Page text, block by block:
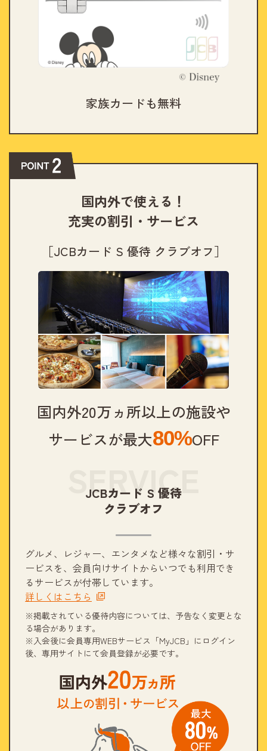
家族カードも無料
国内外で使える！
充実の割引・サービス
［JCBカード S 優待 クラブオフ］
国内外20万ヵ所以上の施設や
サービスが最大80%OFF
SERVICE
JCBカード S 優待
クラブオフ
グルメ、レジャー、エンタメなど様々な割引・サ
ービスを、会員向けサイトからいつでも利用でき
るサービスが付帯しています。
詳しくはこちら
※掲載されている優待内容については、予告なく変更とな
る場合があります。
※入会後に会員専用WEBサービス「MyJCB」にログイン
後、専用サイトにて会員登録が必要です。